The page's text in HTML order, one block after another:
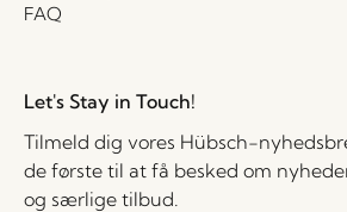
FAQ
Let's Stay in Touch!
Tilmeld dig vores Hübsch-
de første til at få besked om
og særlige tilbud.